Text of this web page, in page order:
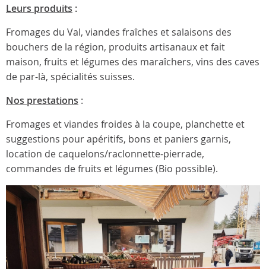
Leurs produits :
Fromages du Val, viandes fraîches et salaisons des
bouchers de la région, produits artisanaux et fait
maison, fruits et légumes des maraîchers, vins des caves
de par-là, spécialités suisses.
Nos prestations :
Fromages et viandes froides à la coupe, planchette et
suggestions pour apéritifs, bons et paniers garnis,
location de caquelons/raclonnette-pierrade,
commandes de fruits et légumes (Bio possible).